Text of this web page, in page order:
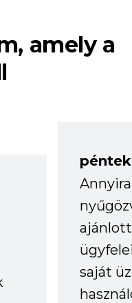
amely a
saját